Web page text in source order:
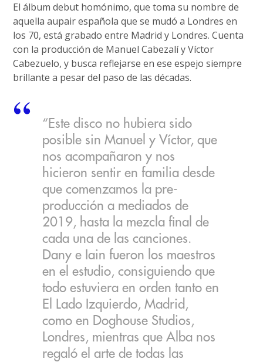
El álbum debut homónimo, que toma su nombre de
aquella aupair española que se mudó a Londres en
los 70, está grabado entre Madrid y Londres. Cuenta
con la producción de Manuel Cabezalí y Víctor
Cabezuelo, y busca reflejarse en ese espejo siempre
brillante a pesar del paso de las décadas.
“Este disco no hubiera sido
posible sin Manuel y Víctor, que
nos acompañaron y nos
hicieron sentir en familia desde
que comenzamos la pre-
producción a mediados de
2019, hasta la mezcla final de
cada una de las canciones.
Dany e Iain fueron los maestros
en el estudio, consiguiendo que
todo estuviera en orden tanto en
El Lado Izquierdo, Madrid,
como en Doghouse Studios,
Londres, mientras que Alba nos
regaló el arte de todas las